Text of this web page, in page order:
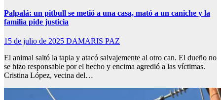
Palpalá: un pitbull se metió a una casa, mató a un caniche y la
familia pide justicia
15 de julio de 2025 DAMARIS PAZ
El animal saltó la tapia y atacó salvajemente al otro can. El dueño no
se hizo responsable por el hecho y encima agredió a las víctimas.
Cristina López, vecina del…